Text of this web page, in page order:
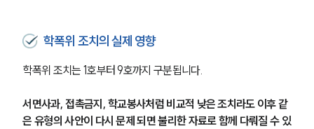
학폭위 조치의 실제 영향
학폭위 조치는 1호부터 9호까지 구분됩니다.
서면사과, 접촉금지, 학교봉사처럼 비교적 낮은 조치라도 이후 같
은 유형의 사안이 다시 문제 되면 불리한 자료로 함께 다뤄질 수 있